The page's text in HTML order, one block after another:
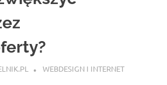
WEBDESIGN I INTERNET